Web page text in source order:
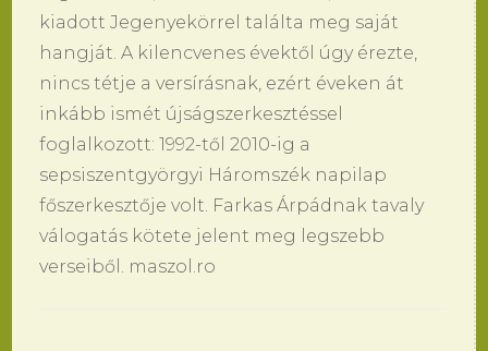
kiadott Jegenyekörrel találta meg saját
hangját. A kilencvenes évektől úgy érezte,
nincs tétje a versírásnak, ezért éveken át
inkább ismét újságszerkesztéssel
foglalkozott: 1992-től 2010-ig a
sepsiszentgyörgyi Háromszék napilap
főszerkesztője volt. Farkas Árpádnak tavaly
válogatás kötete jelent meg legszebb
verseiből. maszol.ro